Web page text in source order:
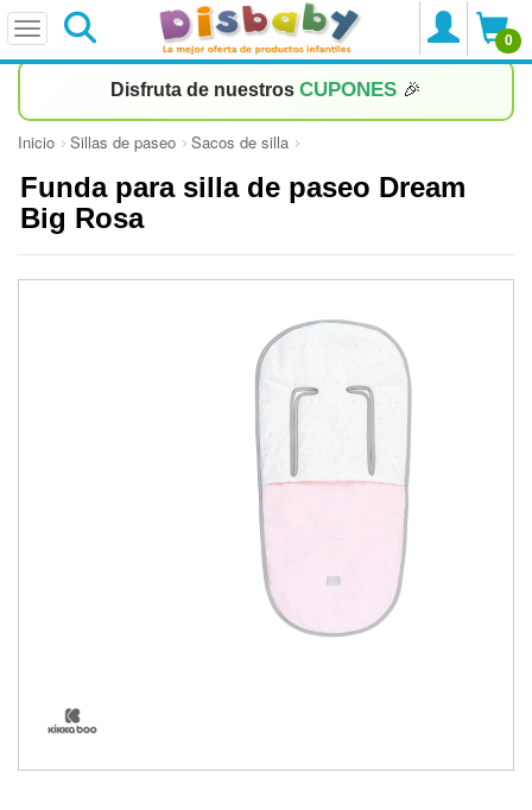
0
Disfruta de nuestros CUPONES 🎉
Inicio Sillas de paseo Sacos de silla
Funda para silla de paseo Dream
Big Rosa